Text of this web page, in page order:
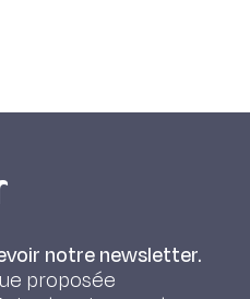
notre newsletter.
proposée